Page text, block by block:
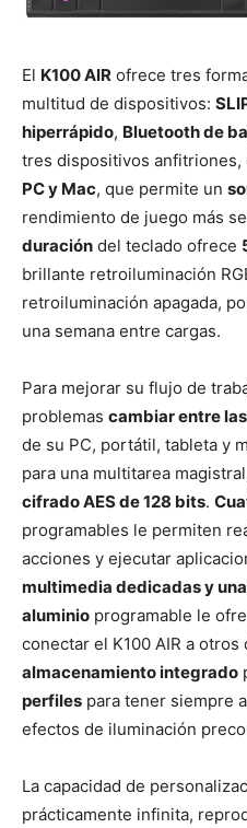
El K100 AIR ofrece tres
multitud de dispositivos:
hiperrápido, Bluetooth de
tres dispositivos anfitriones,
PC y Mac, que permite un
rendimiento de juego más
duración del teclado ofrece
brillante retroiluminación
retroiluminación apagada,
una semana entre cargas.
Para mejorar su flujo de
problemas cambiar entre
de su PC, portátil, tableta y
para una multitarea
cifrado AES de 128 bits.
programables le permiten
acciones y ejecutar
multimedia dedicadas y
aluminio programable le
conectar el K100 AIR a
almacenamiento integrado
perfiles para tener siempre
efectos de iluminación
La capacidad de
prácticamente infinita,